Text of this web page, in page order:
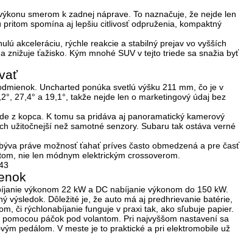
smerom k zadnej náprave. To naznačuje, že nejde len
spomína aj lepšiu citlivosť odpruženia, kompaktný
akceleráciu, rýchle reakcie a stabilný prejav vo vyšších
znižuje ťažisko. Kým mnohé SUV v tejto triede sa snažia byť
Uncharted ponúka svetlú výšku 211 mm , čo je v
27,4° a 19,1° , takže nejde len o marketingový údaj bez
z kopca. K tomu sa pridáva aj panoramatický kamerový
užitočnejší než samotné senzory. Subaru tak ostáva verné
práve možnosť ťahať príves často obmedzená a pre časť
nie len módnym elektrickým crossoverom.
výkonom 22 kW a DC nabíjanie výkonom do 150 kW.
výsledok. Dôležité je, že auto má aj predhrievanie batérie
či rýchlonabíjanie funguje v praxi tak, ako sľubuje papier.
pomocou páčok pod volantom. Pri najvyššom nastavení sa
pedálom. V meste je to praktické a pri elektromobile už